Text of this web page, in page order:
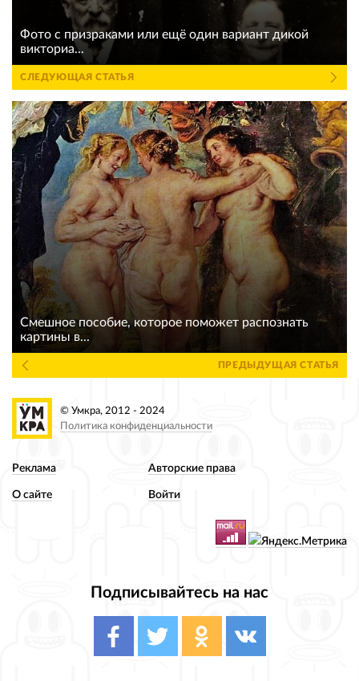
Фото с призраками или ещё один вариант дикой
викториа...
СЛЕДУЮЩАЯ СТАТЬЯ
Смешное пособие, которое поможет распознать
картины в...
ПРЕДЫДУЩАЯ СТАТЬЯ
Реклама Авторские права
О сайте Войти
Подписывайтесь на нас
© Умкра, 2012 - 2024
Политика конфиденциальности